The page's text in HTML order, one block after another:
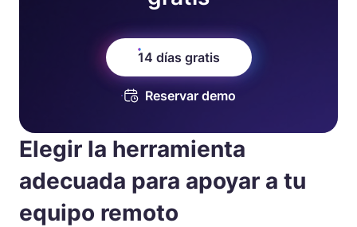
14 días gratis
Reservar demo
Elegir la herramienta
adecuada para apoyar a tu
equipo remoto